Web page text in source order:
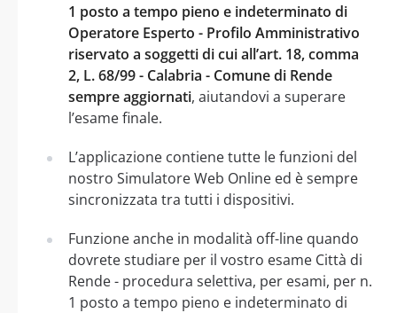
1 posto a tempo pieno e indeterminato di
Operatore Esperto - Profilo Amministrativo
riservato a soggetti di cui all’art. 18, comma
2, L. 68/99 - Calabria - Comune di Rende
sempre aggiornati, aiutandovi a superare
l’esame finale.
L’applicazione contiene tutte le funzioni del
nostro Simulatore Web Online ed è sempre
sincronizzata tra tutti i dispositivi.
Funzione anche in modalità off-line quando
dovrete studiare per il vostro esame Città di
Rende - procedura selettiva, per esami, per n.
1 posto a tempo pieno e indeterminato di